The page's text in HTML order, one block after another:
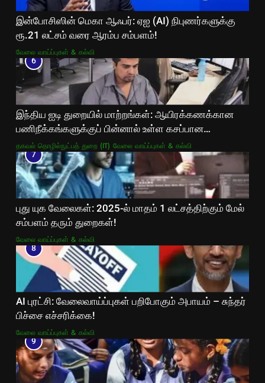
இன்போசிஸின் மெகா ஆஃபர்: ஏஐ (AI) நிபுணர்களுக்கு
ரூ.21 லட்சம் வரை ஆரம்ப சம்பளம்!
வேலை வாய்ப்புகள் & கல்வி
6
இந்திய ஐடி துறையில் மாற்றங்கள்: ஆயிரக்கணக்கான
பணிநீக்கங்களுக்குப் பின்னால் உள்ள கசப்பான
உண்மைகள்!
தகவல் தொழில்நுட்பத் துறை (IT) வேலை வாய்ப்புகள் & கல்வி
7
புது யுக வேலைகள்: 2025-ல் மாதம் 1 லட்சத்திற்கும் மேல்
சம்பளம் தரும் துறைகள்!
வேலை வாய்ப்புகள் & கல்வி
8
AI புரட்சி: வேலைவாய்ப்புகள் பறிபோகும் அபாயம் – சுந்தர்
பிச்சை எச்சரிக்கை!
வேலை வாய்ப்புகள் & கல்வி
9